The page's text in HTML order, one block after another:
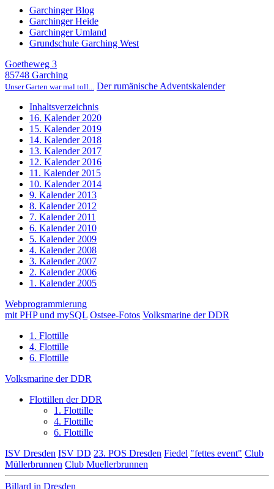
Garchinger Blog
Garchinger Heide
Garchinger Umland
Grundschule Garching West
Goetheweg 3
85748 Garching
Unser Garten war mal toll... Der rumänische Adventskalender
Inhaltsverzeichnis
16. Kalender 2020
15. Kalender 2019
14. Kalender 2018
13. Kalender 2017
12. Kalender 2016
11. Kalender 2015
10. Kalender 2014
9. Kalender 2013
8. Kalender 2012
7. Kalender 2011
6. Kalender 2010
5. Kalender 2009
4. Kalender 2008
3. Kalender 2007
2. Kalender 2006
1. Kalender 2005
Webprogrammierung
mit PHP und mySQL Ostsee-Fotos Volksmarine der DDR
1. Flottille
4. Flottille
6. Flottille
Volksmarine der DDR
Flottillen der DDR
1. Flottille
4. Flottille
6. Flottille
ISV Dresden ISV DD 23. POS Dresden Fiedel "fettes event" Club
Müllerbrunnen Club Muellerbrunnen
Billard in Dresden